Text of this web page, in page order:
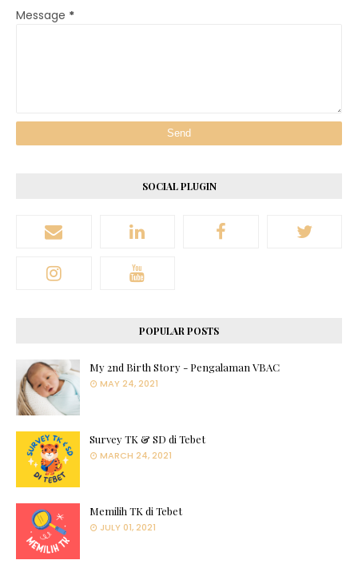
Message *
SOCIAL PLUGIN
POPULAR POSTS
My 2nd Birth Story - Pengalaman VBAC
MAY 24, 2021
Survey TK & SD di Tebet
MARCH 24, 2021
Memilih TK di Tebet
JULY 01, 2021